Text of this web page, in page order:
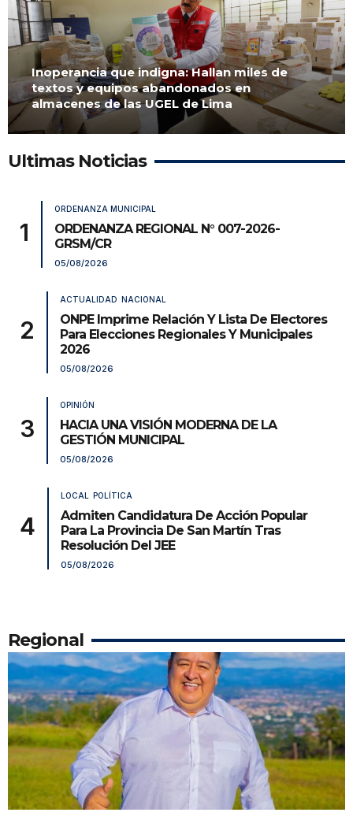
Inoperancia que indigna: Hallan miles de
textos y equipos abandonados en
almacenes de las UGEL de Lima
Ultimas Noticias
ORDENANZA MUNICIPAL
ORDENANZA REGIONAL N° 007-2026-
GRSM/CR
05/08/2026
ACTUALIDAD NACIONAL
ONPE Imprime Relación Y Lista De Electores
Para Elecciones Regionales Y Municipales
2026
05/08/2026
OPINIÓN
HACIA UNA VISIÓN MODERNA DE LA
GESTIÓN MUNICIPAL
05/08/2026
LOCAL POLÍTICA
Admiten Candidatura De Acción Popular
Para La Provincia De San Martín Tras
Resolución Del JEE
05/08/2026
Regional